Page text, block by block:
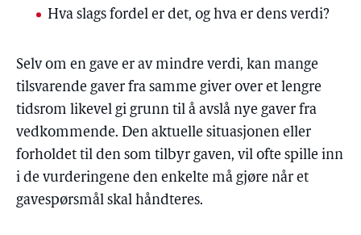
Hva slags fordel er det, og hva er dens verdi?
Selv om en gave er av mindre verdi, kan mange
tilsvarende gaver fra samme giver over et lengre
tidsrom likevel gi grunn til å avslå nye gaver fra
vedkommende. Den aktuelle situasjonen eller
forholdet til den som tilbyr gaven, vil ofte spille inn
i de vurderingene den enkelte må gjøre når et
gavespørsmål skal håndteres.